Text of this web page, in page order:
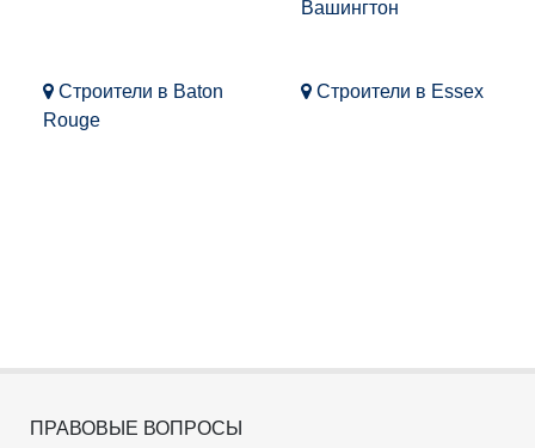
Вашингтон
Строители в Baton
Rouge
Строители в Essex
ПРАВОВЫЕ ВОПРОСЫ